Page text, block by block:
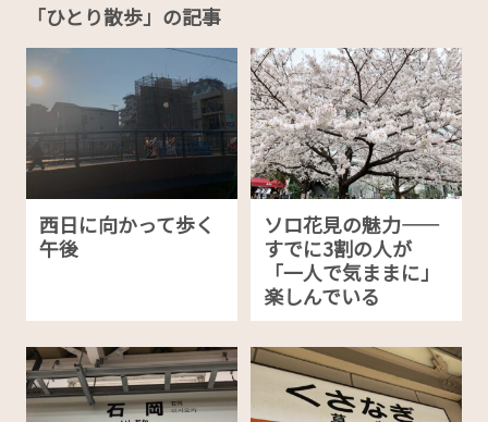
「ひとり散歩」の記事
西日に向かって歩く
午後
ソロ花見の魅力——
すでに3割の人が
「一人で気ままに」
楽しんでいる